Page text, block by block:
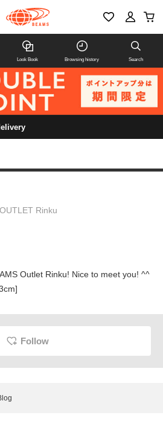
Look Book Browsing history Search
Rinku
Outlet Rinku! Nice to meet you! ^^
Follow